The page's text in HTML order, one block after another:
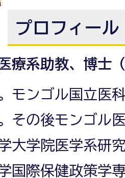
プロフィール
療系助教、博士
モンゴル国立医
その後モンゴル
大学院医学系研
国際保健政策学